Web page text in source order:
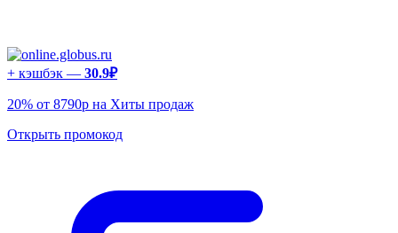
+ кэшбэк — 30.9₽
20% от 8790р на Хиты продаж
Открыть промокод